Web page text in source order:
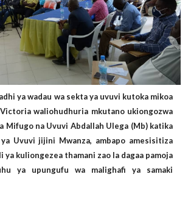
ya wadau wa sekta ya uvuvi kutoka mikoa
waliohudhuria mkutano ukiongozwa
Mifugo na Uvuvi Abdallah Ulega (Mb) katika
Uvuvi jijini Mwanza, ambapo amesisitiza
ya kuliongezea thamani zao la dagaa pamoja
ya upungufu wa malighafi ya samaki